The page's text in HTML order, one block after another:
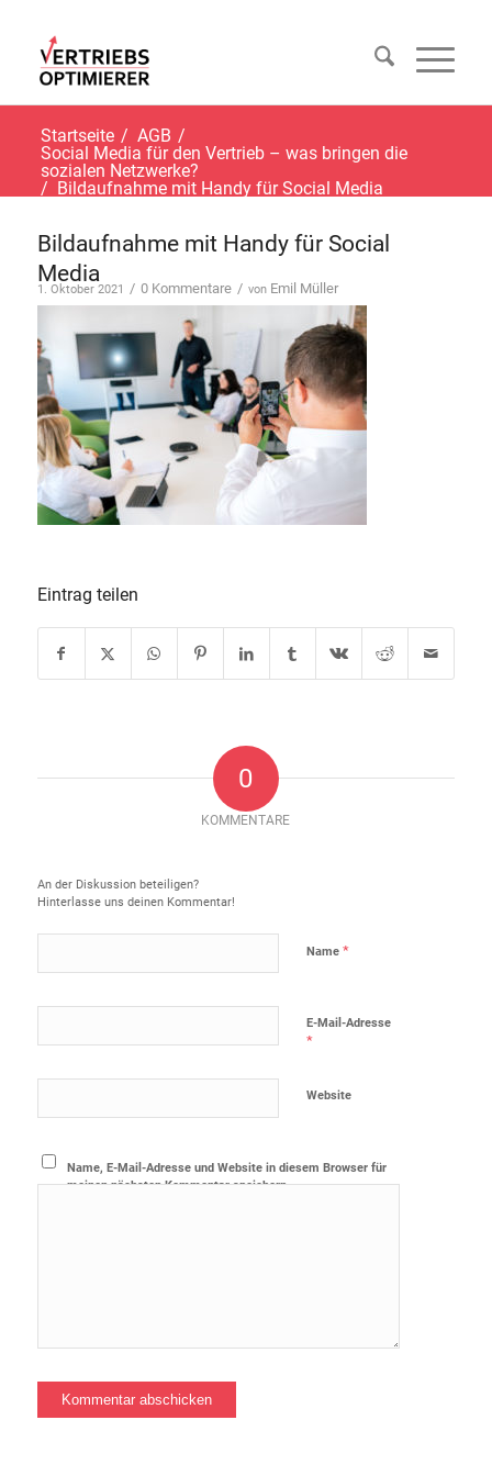
Startseite / AGB /
Social Media für den Vertrieb – was bringen die
sozialen Netzwerke?
/ Bildaufnahme mit Handy für Social Media
Bildaufnahme mit Handy für Social
Media
1. Oktober 2021 / 0 Kommentare / von Emil Müller
Eintrag teilen
0
KOMMENTARE
An der Diskussion beteiligen?
Hinterlasse uns deinen Kommentar!
Name *
E-Mail-Adresse
*
Website
Name, E-Mail-Adresse und Website in diesem Browser für
meinen nächsten Kommentar speichern.